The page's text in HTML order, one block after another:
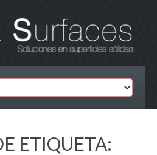
ETIQUETA: